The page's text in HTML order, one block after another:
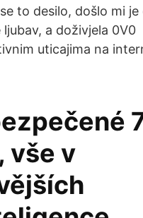
to desilo, došlo mi je
a doživjela 0V0
uticajima na
vše v